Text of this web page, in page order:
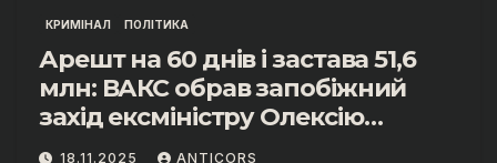
КРИМІНАЛ ПОЛІТИКА
Арешт на 60 днів і застава 51,6
млн: ВАКС обрав запобіжний
захід ексміністру Олексію
Чернишову
18.11.2025 ANTICORS